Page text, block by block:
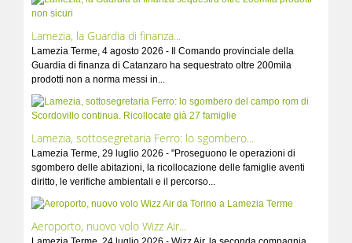
Lamezia, la Guardia di finanza...
Lamezia Terme, 4 agosto 2026 - Il Comando provinciale della
Guardia di finanza di Catanzaro ha sequestrato oltre 200mila
prodotti non a norma messi in...
Lamezia, sottosegretaria Ferro: lo sgombero...
Lamezia Terme, 29 luglio 2026 - "Proseguono le operazioni di
sgombero delle abitazioni, la ricollocazione delle famiglie aventi
diritto, le verifiche ambientali e il percorso...
Aeroporto, nuovo volo Wizz Air...